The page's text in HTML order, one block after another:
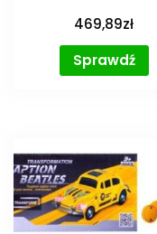
469,89zł
Sprawdź